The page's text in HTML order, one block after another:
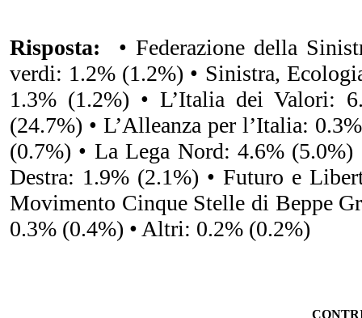
Risposta: • Federazione della
verdi: 1.2% (1.2%) • Sinistra,
1.3% (1.2%) • L’Italia dei Valori:
(24.7%) • L’Alleanza per l’Italia:
(0.7%) • La Lega Nord: 4.6%
Destra: 1.9% (2.1%) • Futuro e
Movimento Cinque Stelle di Beppe
0.3% (0.4%) • Altri: 0.2% (0.2%)